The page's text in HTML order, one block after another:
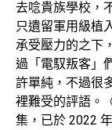
去唸貴族學校，
只遺留軍用級植
承受壓力的之下
過「電馭叛客」
許單純，不過很
裡難受的評語。
集，已於 2022